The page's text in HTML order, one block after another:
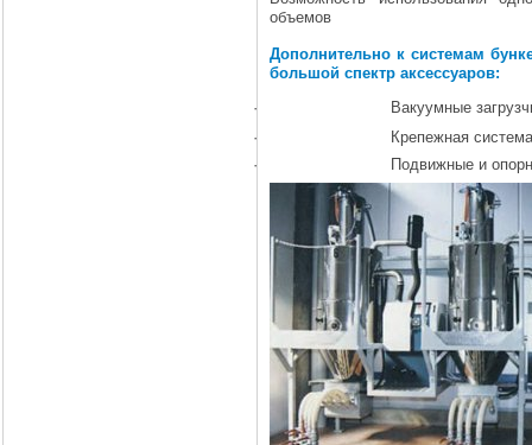
объемов
Дополнительно к системам
большой спектр аксессуаров:
·
Вакуумные
·
Крепежная система
·
Подвижные и